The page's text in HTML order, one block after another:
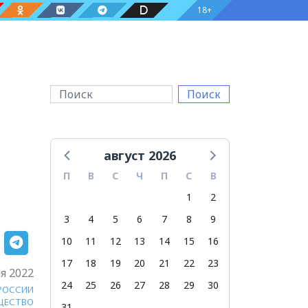
18+
Поиск
2022
август 2026
П В С Ч П С
В
1
2
3
4 5 6 7 8
9
10
11 12 13 14 15
16
17
18 19 20 21 22
23
24
25 26 27 28 29
30